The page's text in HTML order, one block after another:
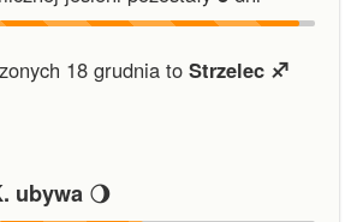
18 grudnia to Strzelec ♐︎
ubywa 🌖